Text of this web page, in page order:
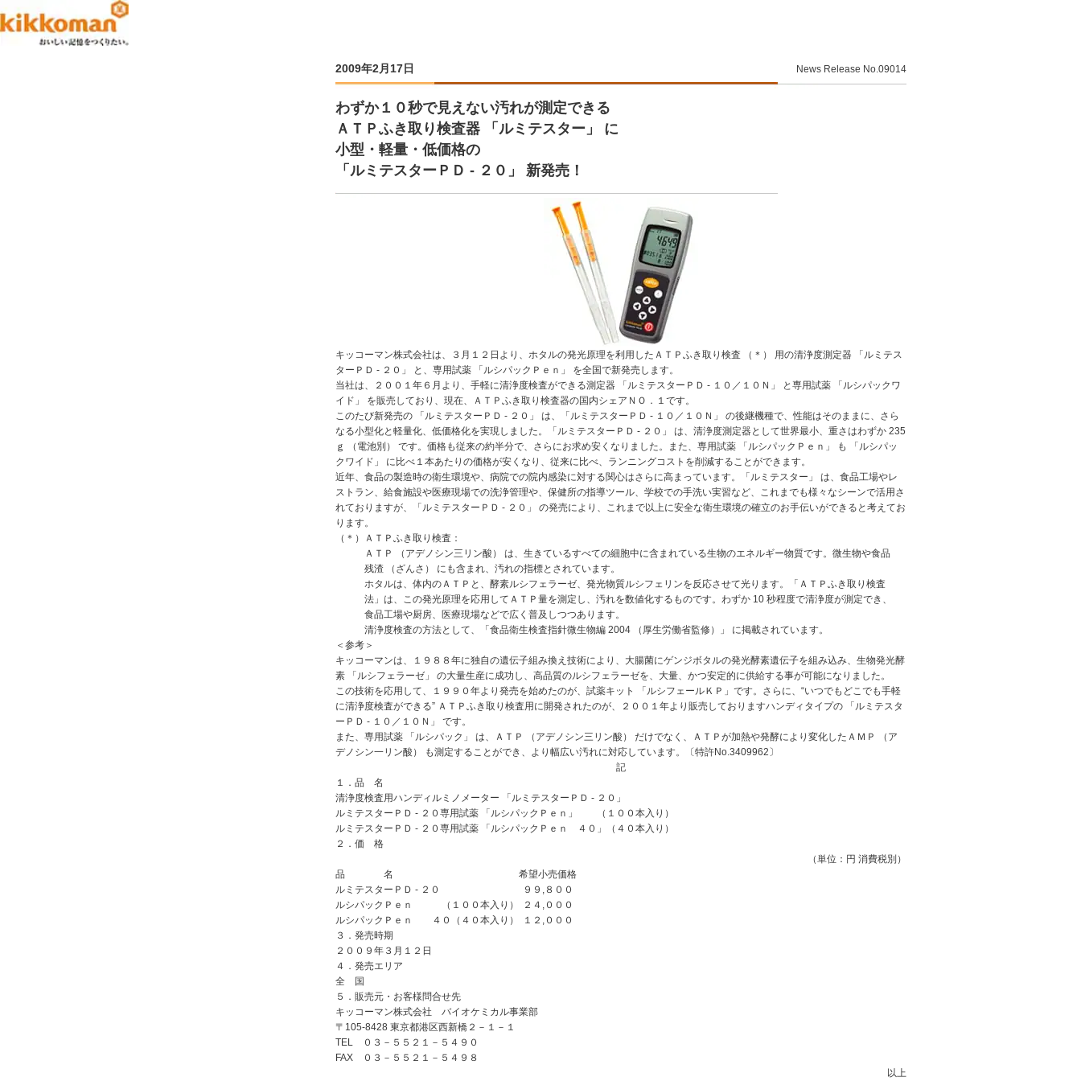
2009年2月17日 News Release No.09014
わずか１０秒で見えない汚れが測定できる
ＡＴＰふき取り検査器 「ルミテスター」 に
小型・軽量・低価格の
「ルミテスターＰＤ ‐ ２０」 新発売！
キッコーマン株式会社は、３月１２日より、ホタルの発光原理を利用したＡＴＰふき取り検査 （＊） 用の清浄度測定器 「ルミテス
ターＰＤ ‐ ２０」 と、専用試薬 「ルシパックＰｅｎ」 を全国で新発売します。
当社は、２００１年６月より、手軽に清浄度検査ができる測定器 「ルミテスターＰＤ ‐ １０／１０Ｎ」 と専用試薬 「ルシパックワ
イド」 を販売しており、現在、ＡＴＰふき取り検査器の国内シェアＮＯ．１です。
このたび新発売の 「ルミテスターＰＤ ‐ ２０」 は、「ルミテスターＰＤ ‐ １０／１０Ｎ」 の後継機種で、性能はそのままに、さら
なる小型化と軽量化、低価格化を実現しました。「ルミテスターＰＤ ‐ ２０」 は、清浄度測定器として世界最小、重さはわずか 235
ｇ （電池別） です。価格も従来の約半分で、さらにお求め安くなりました。また、専用試薬 「ルシパックＰｅｎ」 も 「ルシパッ
クワイド」 に比べ１本あたりの価格が安くなり、従来に比べ、ランニングコストを削減することができます。
近年、食品の製造時の衛生環境や、病院での院内感染に対する関心はさらに高まっています。「ルミテスター」 は、食品工場やレ
ストラン、給食施設や医療現場での洗浄管理や、保健所の指導ツール、学校での手洗い実習など、これまでも様々なシーンで活用さ
れておりますが、「ルミテスターＰＤ ‐ ２０」 の発売により、これまで以上に安全な衛生環境の確立のお手伝いができると考えてお
ります。
（＊）
ＡＴＰふき取り検査：
ＡＴＰ （アデノシン三リン酸） は、生きているすべての細胞中に含まれている生物のエネルギー物質です。微生物や食品
残渣 （ざんさ） にも含まれ、汚れの指標とされています。
ホタルは、体内のＡＴＰと、酵素ルシフェラーゼ、発光物質ルシフェリンを反応させて光ります。「ＡＴＰふき取り検査
法」は、この発光原理を応用してＡＴＰ量を測定し、汚れを数値化するものです。わずか 10 秒程度で清浄度が測定でき、
食品工場や厨房、医療現場などで広く普及しつつあります。
清浄度検査の方法として、「食品衛生検査指針微生物編 2004 （厚生労働省監修）」 に掲載されています。
＜参考＞
キッコーマンは、１９８８年に独自の遺伝子組み換え技術により、大腸菌にゲンジボタルの発光酵素遺伝子を組み込み、生物発光酵
素 「ルシフェラーゼ」 の大量生産に成功し、高品質のルシフェラーゼを、大量、かつ安定的に供給する事が可能になりました。
この技術を応用して、１９９０年より発売を始めたのが、試薬キット 「ルシフェールＫＰ」です。さらに、“いつでもどこでも手軽
に清浄度検査ができる” ＡＴＰふき取り検査用に開発されたのが、２００１年より販売しておりますハンディタイプの 「ルミテスタ
ーＰＤ ‐ １０／１０Ｎ」 です。
また、専用試薬 「ルシパック」 は、ＡＴＰ （アデノシン三リン酸） だけでなく、ＡＴＰが加熱や発酵により変化したＡＭＰ （ア
デノシン一リン酸） も測定することができ、より幅広い汚れに対応しています。〔特許No.3409962〕
記
１．品 名
清浄度検査用ハンディルミノメーター 「ルミテスターＰＤ ‐ ２０」
ルミテスターＰＤ ‐ ２０専用試薬 「ルシパックＰｅｎ」 （１００本入り）
ルミテスターＰＤ ‐ ２０専用試薬 「ルシパックＰｅｎ ４０」（４０本入り）
２．価 格
（単位：円 消費税別）
品 名
希望小売価格
ルミテスターＰＤ ‐ ２０
９９,８００
ルシパックＰｅｎ （１００本入り）
２４,０００
ルシパックＰｅｎ ４０（４０本入り）
１２,０００
３．発売時期
２００９年３月１２日
４．発売エリア
全 国
５．販売元・お客様問合せ先
キッコーマン株式会社 バイオケミカル事業部
〒105-8428 東京都港区西新橋２－１－１
TEL ０３－５５２１－５４９０
FAX ０３－５５２１－５４９８
以上